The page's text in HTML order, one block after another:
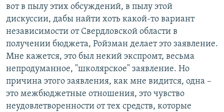
вот в пылу этих обсуждений, в пылу этой
дискуссии, дабы найти хоть какой-то вариант
независимости от Свердловской области в
получении бюджета, Ройзман делает это заявление.
Мне кажется, это был некий экспромт, весьма
непродуманное, "школярское" заявление. Но
причина этого заявления, как мне видится, одна –
это межбюджетные отношения, это чувство
неудовлетворенности от тех средств, которые